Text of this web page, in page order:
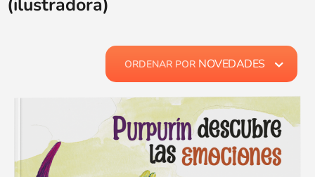
(ilustradora)
ORDENAR POR NOVEDADES